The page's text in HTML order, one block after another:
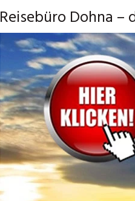
Reisebüro Dohna –